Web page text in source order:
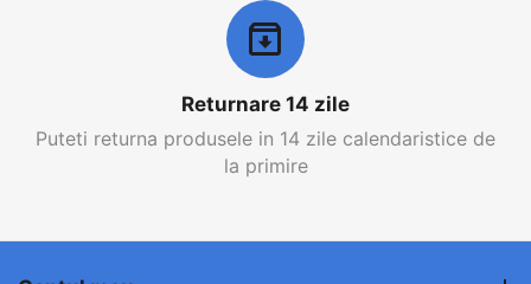
Returnare 14 zile
Puteti returna produsele in 14 zile calendaristice de
la primire